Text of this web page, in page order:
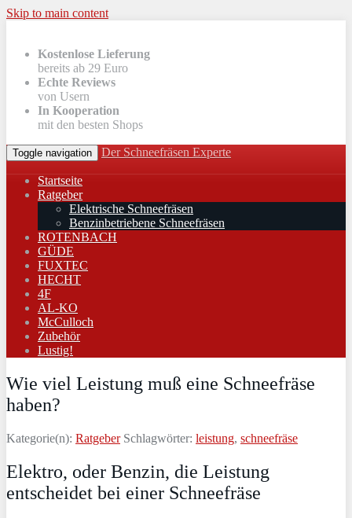
Skip to main content
Kostenlose Lieferung
bereits ab 29 Euro
Echte Reviews
von Usern
In Kooperation
mit den besten Shops
Toggle navigation Der Schneefräsen Experte
Startseite
Ratgeber
Elektrische Schneefräsen
Benzinbetriebene Schneefräsen
ROTENBACH
GÜDE
FUXTEC
HECHT
4F
AL-KO
McCulloch
Zubehör
Lustig!
Wie viel Leistung muß eine Schneefräse
haben?
Kategorie(n): RatgeberSchlagwörter: leistung, schneefräse
Elektro, oder Benzin, die Leistung
entscheidet bei einer Schneefräse